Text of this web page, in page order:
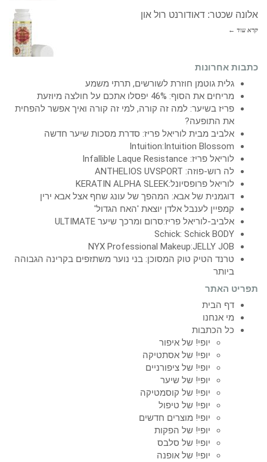
אלונה שכטר: דאודורנט רול און
קרא עוד ←
כתבות אחרונות
גלית גוטמן חוזרת לשורשים, תרתי משמע
מריחים את הסוף: 46% יפסלו אתכם על חולצה מיוזעת
פריז בשיער: למה זה קורה, למי זה קורה ואיך אפשר להפחית
את התופעה?
אלביב מבית לוריאל פריז: סדרת מסכות שיער חדשה
Intuition:Intuition Blossom
לוריאל פריז: Infallible Laque Resistance
לה רוש-פוזה: ANTHELIOS UVSPORT
לוריאל פרופסיונל:KERATIN ALPHA SLEEK
דוגמנית של אבא: המהפך של עונג שחף אצל אבא ירין
קמפיין לענבל אלדן יוצאת 'האח הגדול'
אלביב-לוריאל פריז:סרום ומרכך שיער ULTIMATE
Schick: Schick BODY
NYX Professional Makeup:JELLY JOB
טרנד הטיק טוק המסוכן: בני נוער משתזפים בקרינה הגבוהה
ביותר
תפריט האתר
דף הבית
מי אנחנו
כל הכתבות
יופי! של איפור
יופי! של אסתטיקה
יופי! של ציפורניים
יופי! של שיער
יופי! של קוסמטיקה
יופי! של טיפול
יופי! מוצרים חדשים
יופי! של הפקות
יופי! של סלבס
יופי! של אופנה